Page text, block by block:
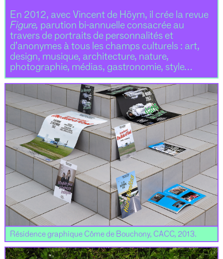
En 2012, avec Vincent de Höym, il crée la revue
Figure, parution bi-annuelle consacrée au
travers de portraits de personnalités et
d’anonymes à tous les champs culturels : art,
design, musique, architecture, nature,
photographie, médias, gastronomie, style…
Résidence graphique Côme de Bouchony, CACC, 2013.